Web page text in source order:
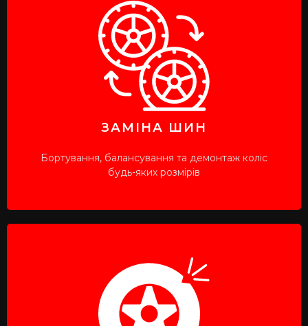
ЗАМІНА ШИН
Бортування, балансування та демонтаж коліс
будь-яких розмірів
ЗАПИСАТИСЯ НА ЗАМІНУ ШИН
Оберіть зручний для Вас час та місце
ЗАПИСАТИСЯ
ЗАПИСАТИСЯ НА РЕМОНТ
ШИН